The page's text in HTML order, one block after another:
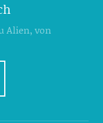
Alien, von